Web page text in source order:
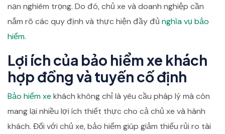
nạn nghiêm trọng. Do đó, chủ xe và doanh nghiệp cần
nắm rõ các quy định và thực hiện đầy đủ nghĩa vụ bảo
hiểm.
Lợi ích của bảo hiểm xe khách
hợp đồng và tuyến cố định
Bảo hiểm xe khách không chỉ là yêu cầu pháp lý mà còn
mang lại nhiều lợi ích thiết thực cho cả chủ xe và hành
khách. Đối với chủ xe, bảo hiểm giúp giảm thiểu rủi ro tài